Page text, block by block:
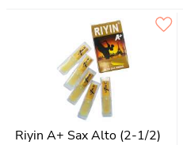
Riyin A+ Sax Alto (2-1/2)